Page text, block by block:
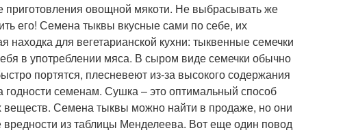
приготовления овощной мякоти. Не выбрасывать же
его! Семена тыквы вкусные сами по себе, их
для вегетарианской кухни: тыквенные семечки
в употреблении мяса. В сыром виде семечки обычно
портятся, плесневеют из-за высокого содержания
годности семенам. Сушка – это оптимальный способ
веществ. Семена тыквы можно найти в продаже, но они
из таблицы Менделеева. Вот еще один повод